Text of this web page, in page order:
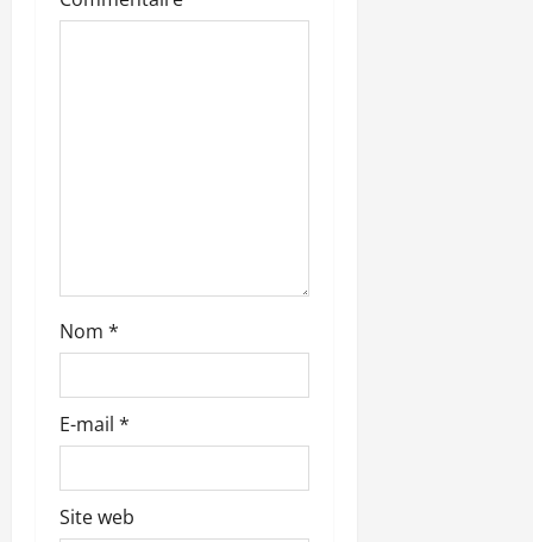
r
e
Nom *
E-mail *
Site web